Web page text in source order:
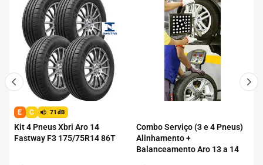
E C 71dB
Kit 4 Pneus Xbri Aro 14
Fastway F3 175/75R14 86T
Combo Serviço (3 e 4 Pneus)
Alinhamento +
Balanceamento Aro 13 a 14